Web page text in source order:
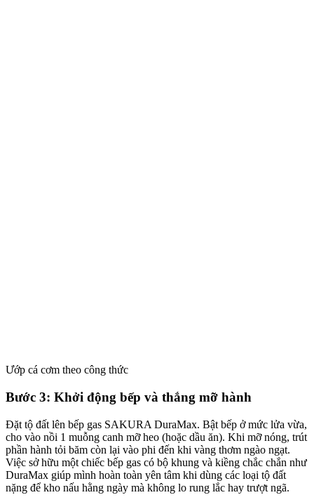
Ướp cá cơm theo công thức
Bước 3: Khởi động bếp và thắng mỡ hành
Đặt tộ đất lên bếp gas SAKURA DuraMax. Bật bếp ở mức lửa vừa,
cho vào nồi 1 muỗng canh mỡ heo (hoặc dầu ăn). Khi mỡ nóng, trút
phần hành tỏi băm còn lại vào phi đến khi vàng thơm ngào ngạt.
Việc sở hữu một chiếc bếp gas có bộ khung và kiềng chắc chắn như
DuraMax giúp mình hoàn toàn yên tâm khi dùng các loại tộ đất
nặng để kho nấu hằng ngày mà không lo rung lắc hay trượt ngã.